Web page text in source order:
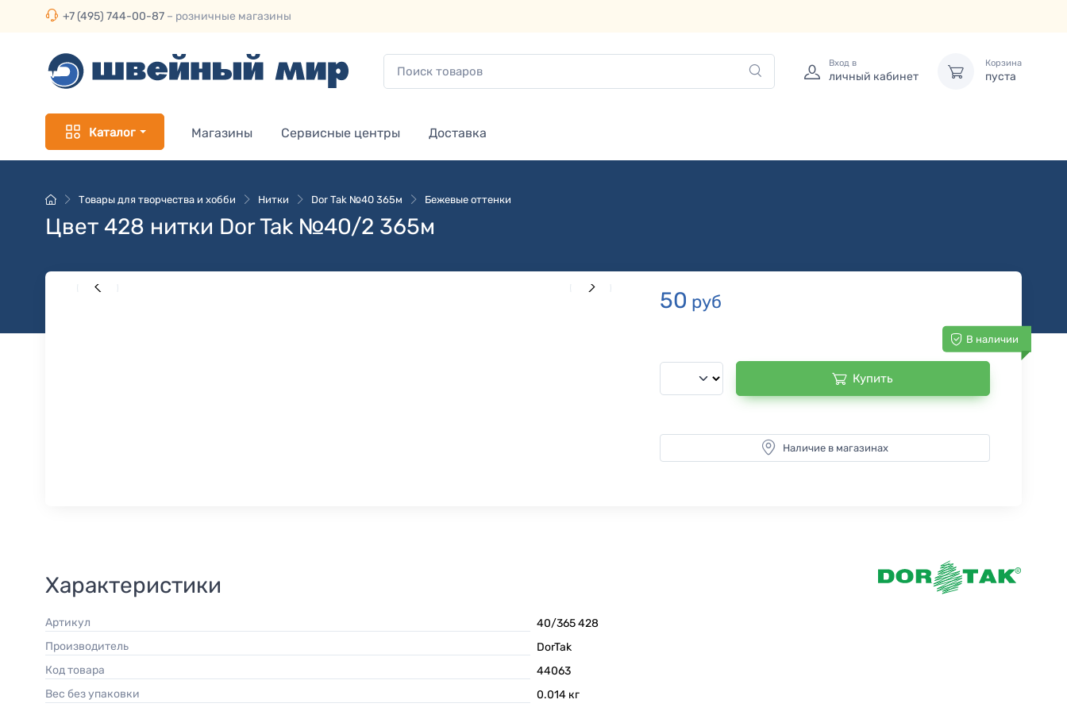
+7 (495) 744-00-87 – розничные магазины
Вход в
личный кабинет
Корзина
пуста
Каталог Магазины Сервисные центры Доставка
Товары для творчества и хобби Нитки Dor Tak №40 365м Бежевые оттенки
Цвет 428 нитки Dor Tak №40/2 365м
50 руб
В наличии
Купить
Наличие в магазинах
Характеристики
Артикул
40/365 428
Производитель
DorTak
Код товара
44063
Вес без упаковки
0.014 кг